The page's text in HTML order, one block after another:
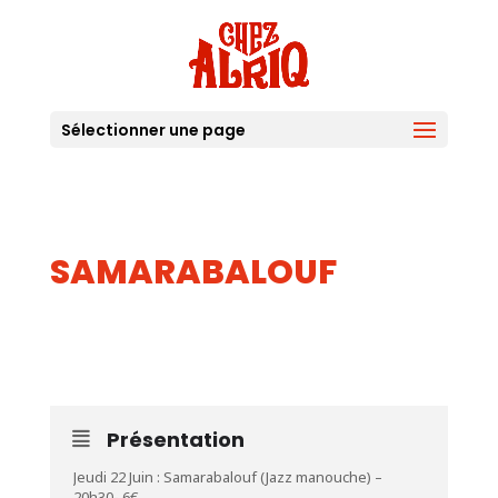
Sélectionner une page
SAMARABALOUF
Présentation
Jeudi 22 Juin : Samarabalouf (Jazz manouche) –